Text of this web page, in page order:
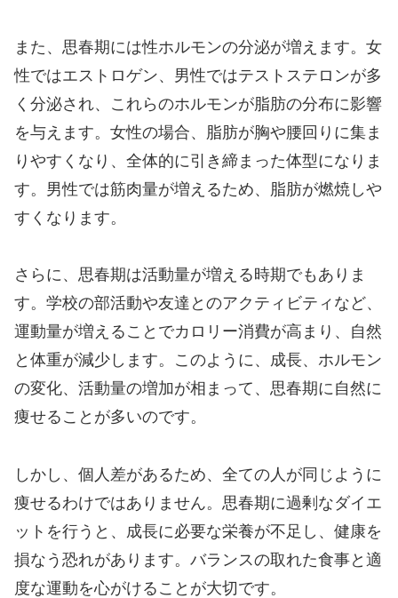
また、思春期には性ホルモンの分泌が増えます。女
性ではエストロゲン、男性ではテストステロンが多
く分泌され、これらのホルモンが脂肪の分布に影響
を与えます。女性の場合、脂肪が胸や腰回りに集ま
りやすくなり、全体的に引き締まった体型になりま
す。男性では筋肉量が増えるため、脂肪が燃焼しや
すくなります。
さらに、思春期は活動量が増える時期でもありま
す。学校の部活動や友達とのアクティビティなど、
運動量が増えることでカロリー消費が高まり、自然
と体重が減少します。このように、成長、ホルモン
の変化、活動量の増加が相まって、思春期に自然に
痩せることが多いのです。
しかし、個人差があるため、全ての人が同じように
痩せるわけではありません。思春期に過剰なダイエ
ットを行うと、成長に必要な栄養が不足し、健康を
損なう恐れがあります。バランスの取れた食事と適
度な運動を心がけることが大切です。